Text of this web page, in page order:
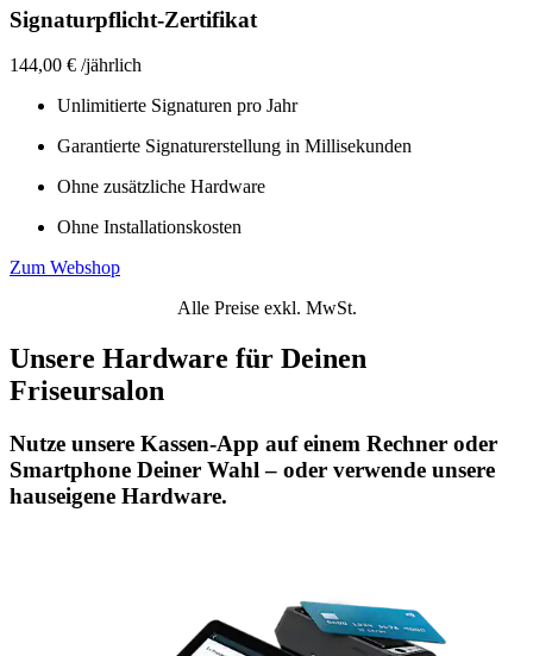
Signaturpflicht-Zertifikat
144,00 € /jährlich
Unlimitierte Signaturen pro Jahr
Garantierte Signaturerstellung in Millisekunden
Ohne zusätzliche Hardware
Ohne Installationskosten
Zum Webshop
Alle Preise exkl. MwSt.
Unsere Hardware für Deinen
Friseursalon
Nutze unsere Kassen-App auf einem Rechner oder
Smartphone Deiner Wahl – oder verwende unsere
hauseigene Hardware.